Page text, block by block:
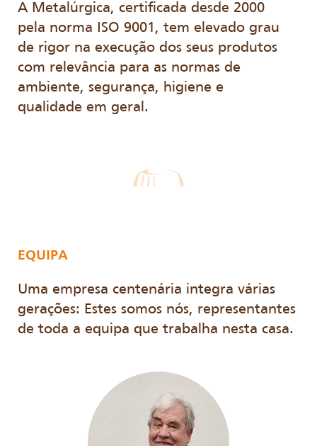
A Metalúrgica, certificada desde 2000
pela norma ISO 9001, tem elevado grau
de rigor na execução dos seus produtos
com relevância para as normas de
ambiente, segurança, higiene e
qualidade em geral.
EQUIPA
Uma empresa centenária integra várias
gerações: Estes somos nós, representantes
de toda a equipa que trabalha nesta casa.